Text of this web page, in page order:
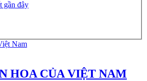
gần đây
HOA CỦA VIỆT NAM